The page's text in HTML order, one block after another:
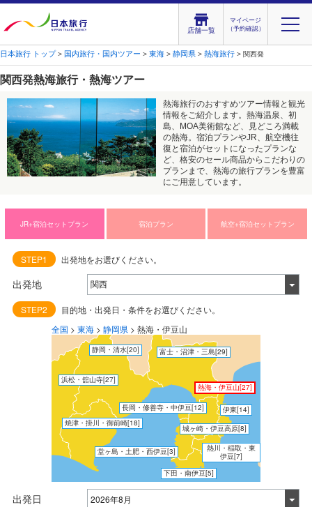
店舗一覧
マイページ
（予約確認）
日本旅行 トップ> 国内旅行・国内ツアー > 東海 > 静岡県 > 熱海旅行 > 関西発
関西発熱海旅行・熱海ツアー
熱海旅行のおすすめツアー情報と観光
情報をご紹介します。熱海温泉、初
島、MOA美術館など、見どころ満載
の熱海。宿泊プランやJR、航空機往
復と宿泊がセットになったプランな
ど、格安のセール商品からこだわりの
プランまで、熱海の旅行プランを豊富
にご用意しています。
JR+宿泊セットプラン 宿泊プラン 航空+宿泊セットプラン
STEP1 出発地をお選びください。
出発地
STEP2
目的地・出発日・条件をお選びください。
全国 > 東海> 静岡県 > 熱海・伊豆山
静岡・清水[20] 富士・沼津・三島[29]
熱海・伊豆山[27]
伊東[14]
長岡・修善寺・中伊豆[12]
城ヶ崎・伊豆高原[8]
熱川・稲取・東
伊豆[7]
下田・南伊豆[5]
堂ヶ島・土肥・西伊豆[3]
焼津・掛川・御前崎[18]
浜松・舘山寺[27]
出発日